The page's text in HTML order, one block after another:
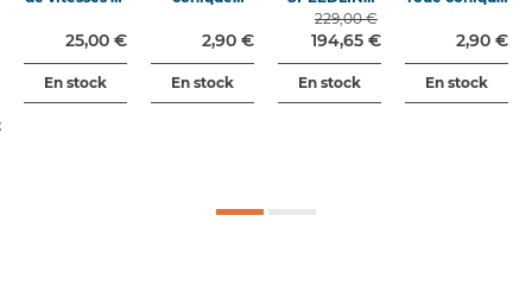
Gear
Competition
75W140 1L
25,00 €
En stock
longueur
24mm clé
19mm
2,90 €
En stock
Aftermarket
type 2111 6x15
4x108 ET 15
CB65.1
229,00 €
194,65 €
En stock
longueur
40mm clé
17mm
2,90 €
En stock